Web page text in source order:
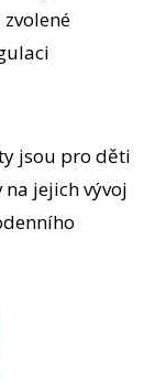
jsou pro děti
jejich vývoj